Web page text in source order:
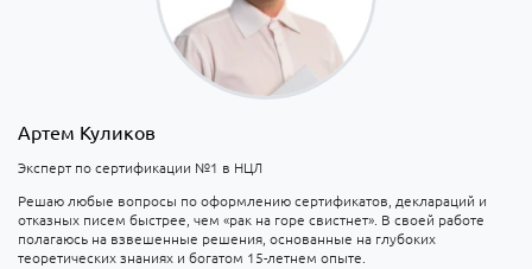
Артем Куликов
Эксперт по сертификации №1 в НЦЛ
Решаю любые вопросы по оформлению сертификатов, деклараций и
отказных писем быстрее, чем «рак на горе свистнет». В своей работе
полагаюсь на взвешенные решения, основанные на глубоких
теоретических знаниях и богатом 15-летнем опыте.